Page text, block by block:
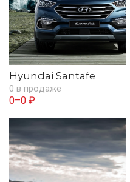
Hyundai Santafe
0 в продаже
0–0 ₽